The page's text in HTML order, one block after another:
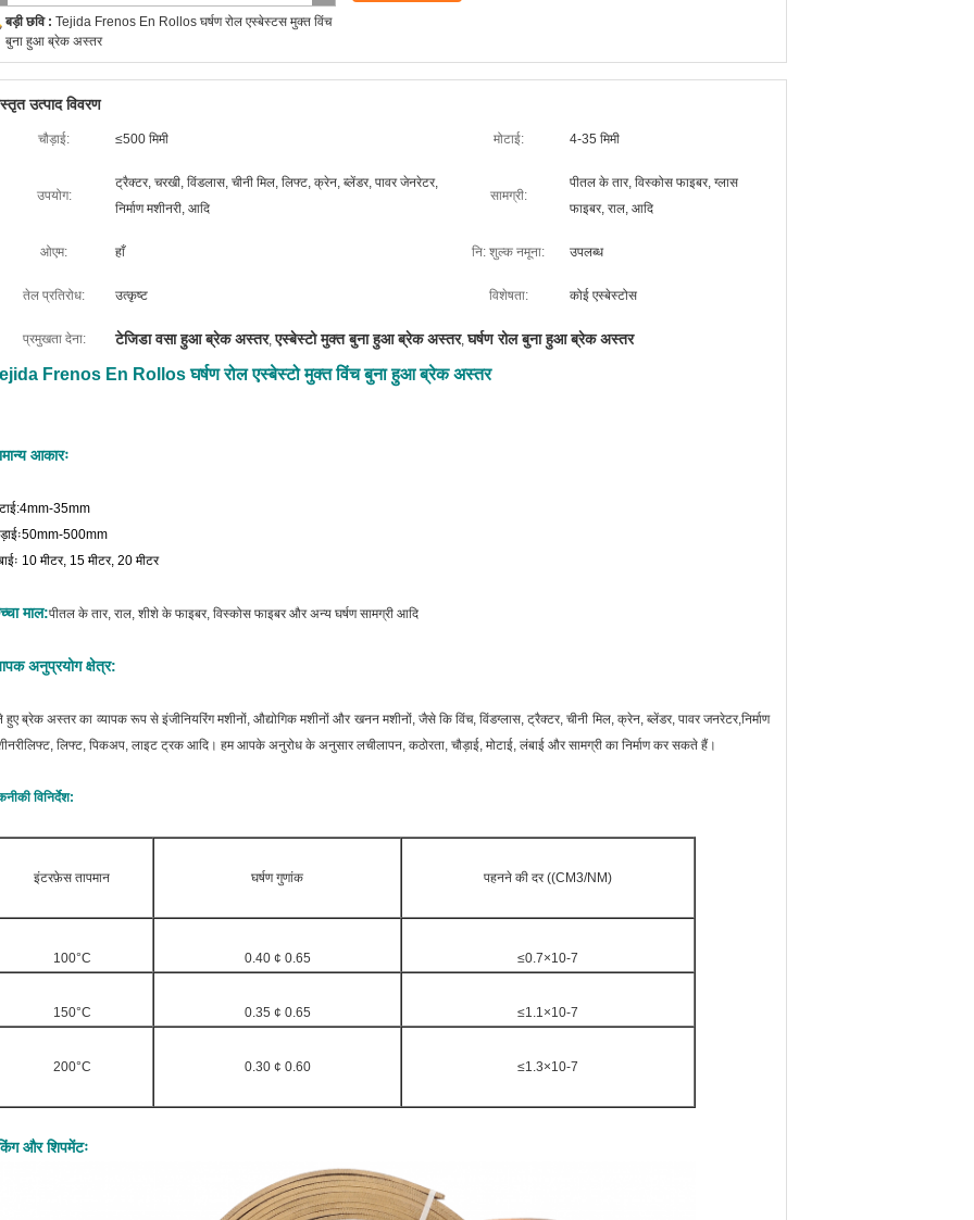
बड़ी छवि : Tejida Frenos En Rollos घर्षण रोल एस्बेस्टस मुक्त विंच
बुना हुआ ब्रेक अस्तर
उत्पाद विवरण
चौड़ाई: ≤500 मिमी मोटाई: 4-35 मिमी
उपयोग:
ट्रैक्टर, चरखी, विंडलास, चीनी मिल, लिफ्ट, क्रेन, ब्लेंडर, पावर जेनरेटर,
निर्माण मशीनरी, आदि
सामग्री:
पीतल के तार, विस्कोस फाइबर, ग्लास
फाइबर, राल, आदि
ओएम: हाँ नि: शुल्क नमूना: उपलब्ध
तेल प्रतिरोध: उत्कृष्ट विशेषता: कोई एस्बेस्टोस
प्रमुखता देना: टेजिडा वसा हुआ ब्रेक अस्तर,एस्बेस्टो मुक्त बुना हुआ ब्रेक अस्तर,घर्षण रोल बुना हुआ ब्रेक अस्तर
Frenos En Rollos घर्षण रोल एस्बेस्टो मुक्त विंच बुना हुआ ब्रेक अस्तर
आकारः
35mm
500mm
10 मीटर, 15 मीटर, 20 मीटर
माल:पीतल के तार, राल, शीशे के फाइबर, विस्कोस फाइबर और अन्य घर्षण सामग्री आदि
अनुप्रयोग क्षेत्र:
हुए ब्रेक अस्तर का व्यापक रूप से इंजीनियरिंग मशीनों, औद्योगिक मशीनों और खनन मशीनों, जैसे कि विंच, विंडग्लास, ट्रैक्टर, चीनी मिल, क्रेन, ब्लेंडर, पावर जनरेटर,निर्माण
लिफ्ट, पिकअप, लाइट ट्रक आदि। हम आपके अनुरोध के अनुसार लचीलापन, कठोरता, चौड़ाई, मोटाई, लंबाई और सामग्री का निर्माण कर सकते हैं।
विनिर्देश:
इंटरफ़ेस तापमान घर्षण गुणांक पहनने की दर ((CM3/NM)
100°C 0.40 ¢ 0.65 ≤0.7×10-7
150°C 0.35 ¢ 0.65 ≤1.1×10-7
200°C 0.30 ¢ 0.60 ≤1.3×10-7
और शिपमेंटः